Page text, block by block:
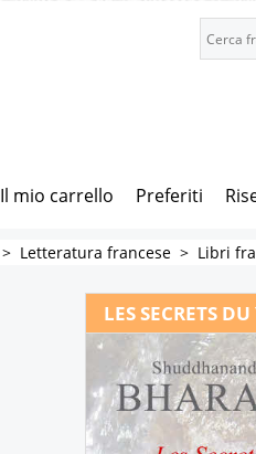
Il mio carrello Preferiti
> Letteratura francese > Libri
LES SECRETS